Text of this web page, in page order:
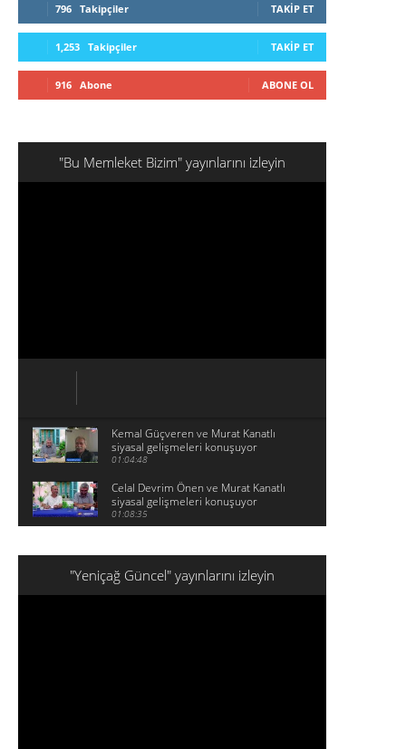
796 Takipçiler TAKIP ET
1,253 Takipçiler TAKIP ET
916 Abone ABONE OL
"Bu Memleket Bizim" yayınlarını izleyin
Kemal Güçveren ve Murat Kanatlı
siyasal gelişmeleri konuşuyor
01:04:48
Celal Devrim Önen ve Murat Kanatlı
siyasal gelişmeleri konuşuyor
01:08:35
"Yeniçağ Güncel" yayınlarını izleyin